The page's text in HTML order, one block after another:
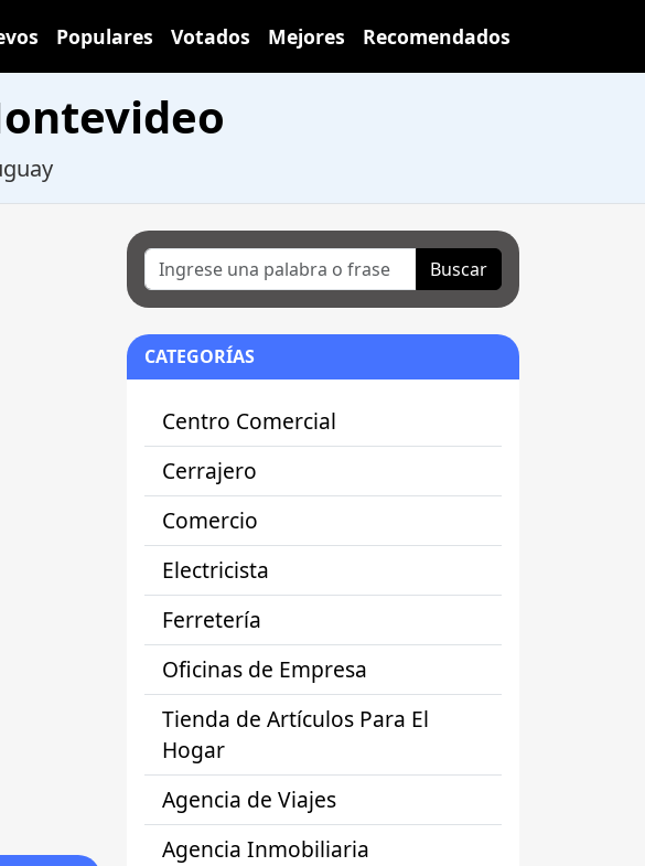
Populares Votados Mejores Recomendados
Buscar
CATEGORÍAS
Centro Comercial
Cerrajero
Comercio
Electricista
Ferretería
Oficinas de Empresa
Tienda de Artículos Para El
Hogar
Agencia de Viajes
Agencia Inmobiliaria